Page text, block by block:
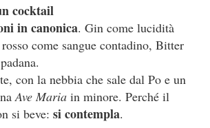
cocktail
in canonica. Gin come lucidità
come sangue contadino, Bitter
con la nebbia che sale dal Po e un
Ave Maria in minore. Perché il
si beve: si contempla.